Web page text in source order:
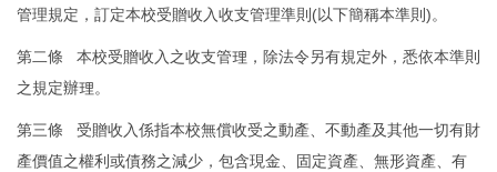
管理規定，訂定本校受贈收入收支管理準則(以下簡稱本準則)。
第二條 本校受贈收入之收支管理，除法令另有規定外，悉依本準則
之規定辦理。
第三條 受贈收入係指本校無償收受之動產、不動產及其他一切有財
產價值之權利或債務之減少，包含現金、固定資產、無形資產、有